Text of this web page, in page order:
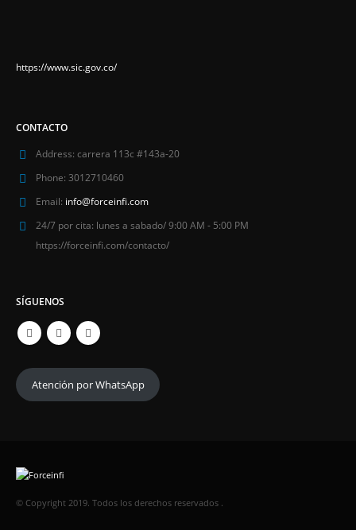
https://www.sic.gov.co/
CONTACTO
Address: carrera 113c #143a-20
Phone: 3012710460
Email: info@forceinfi.com
24/7 por cita: lunes a sabado/ 9:00 AM - 5:00 PM
https://forceinfi.com/contacto/
SÍGUENOS
Atención por WhatsApp
© Copyright 2019. Todos los derechos reservados .